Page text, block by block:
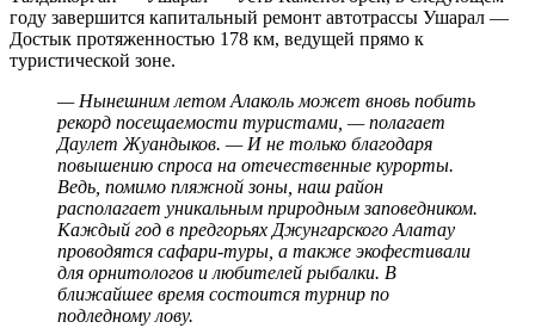
году завершится капитальный ремонт автотрассы Ушарал —
Достык протяженностью 178 км, ведущей прямо к
туристической зоне.
— Нынешним летом Алаколь может вновь побить
рекорд посещаемости туристами, — полагает
Даулет Жуандыков. — И не только благодаря
повышению спроса на отечественные курорты.
Ведь, помимо пляжной зоны, наш район
располагает уникальным природным заповедником.
Каждый год в предгорьях Джунгарского Алатау
проводятся сафари-туры, а также экофестивали
для орнитологов и любителей рыбалки. В
ближайшее время состоится турнир по
подледному лову.